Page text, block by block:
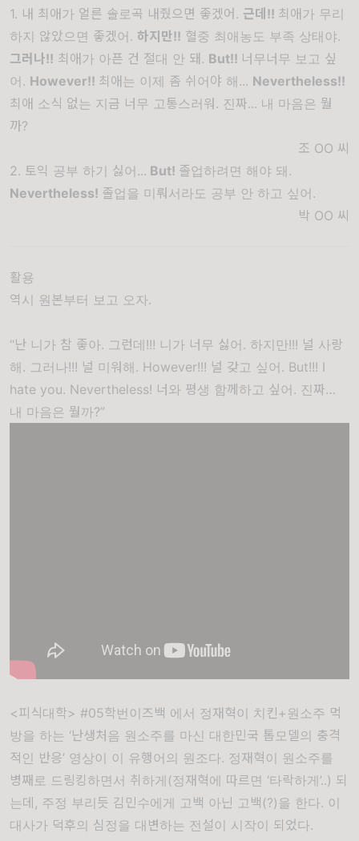
1. 내 최애가 얼른 솔로곡 내줬으면 좋겠어. 근데!! 최애가 무리
하지 않았으면 좋겠어. 하지만!! 혈중 최애농도 부족 상태야.
그러나!! 최애가 아픈 건 절대 안 돼. But!! 너무너무 보고 싶
어. However!! 최애는 이제 좀 쉬어야 해... Nevertheless!!
최애 소식 없는 지금 너무 고통스러워. 진짜... 내 마음은 뭘
까?
조 OO 씨
2. 토익 공부 하기 싫어... But! 졸업하려면 해야 돼.
Nevertheless! 졸업을 미뤄서라도 공부 안 하고 싶어.
박 OO 씨
활용
역시 원본부터 보고 오자.
“난 니가 참 좋아. 그런데!!! 니가 너무 싫어. 하지만!!! 널 사랑
해. 그러나!!! 널 미워해. However!!! 널 갖고 싶어. But!!! I
hate you. Nevertheless! 너와 평생 함께하고 싶어. 진짜…
내 마음은 뭘까?”
<피식대학> #05학번이즈백 에서 정재혁이 치킨+원소주 먹
방을 하는 ‘난생처음 원소주를 마신 대한민국 톱모델의 충격
적인 반응’ 영상이 이 유행어의 원조다. 정재혁이 원소주를
병째로 드링킹하면서 취하게(정재혁에 따르면 ‘타락하게’..) 되
는데, 주정 부리듯 김민수에게 고백 아닌 고백(?)을 한다. 이
대사가 덕후의 심정을 대변하는 전설이 시작이 되었다.